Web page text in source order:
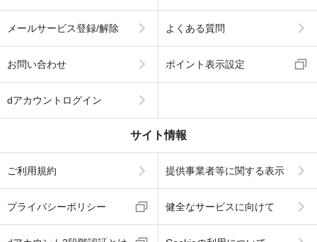
メールサービス登録/解除 よくある質問
お問い合わせ ポイント表示設定
dアカウントログイン
サイト情報
ご利用規約 提供事業者等に関する表示
プライバシーポリシー 健全なサービスに向けて